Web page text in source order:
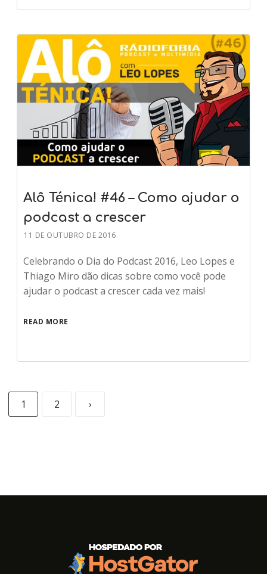
Alô Ténica! #46 – Como ajudar o
podcast a crescer
11 DE OUTUBRO DE 2016
Celebrando o Dia do Podcast 2016, Leo Lopes e
Thiago Miro dão dicas sobre como você pode
ajudar o podcast a crescer cada vez mais!
READ MORE
1 2 ›